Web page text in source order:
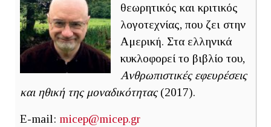
θεωρητικός και κριτικός
λογοτεχνίας, που ζει στην
Αμερική. Στα ελληνικά
κυκλοφορεί το βιβλίο του,
Ανθρωπιστικές εφευρέσεις
και ηθική της μοναδικότητας(2017).
E-mail: micep@micep.gr